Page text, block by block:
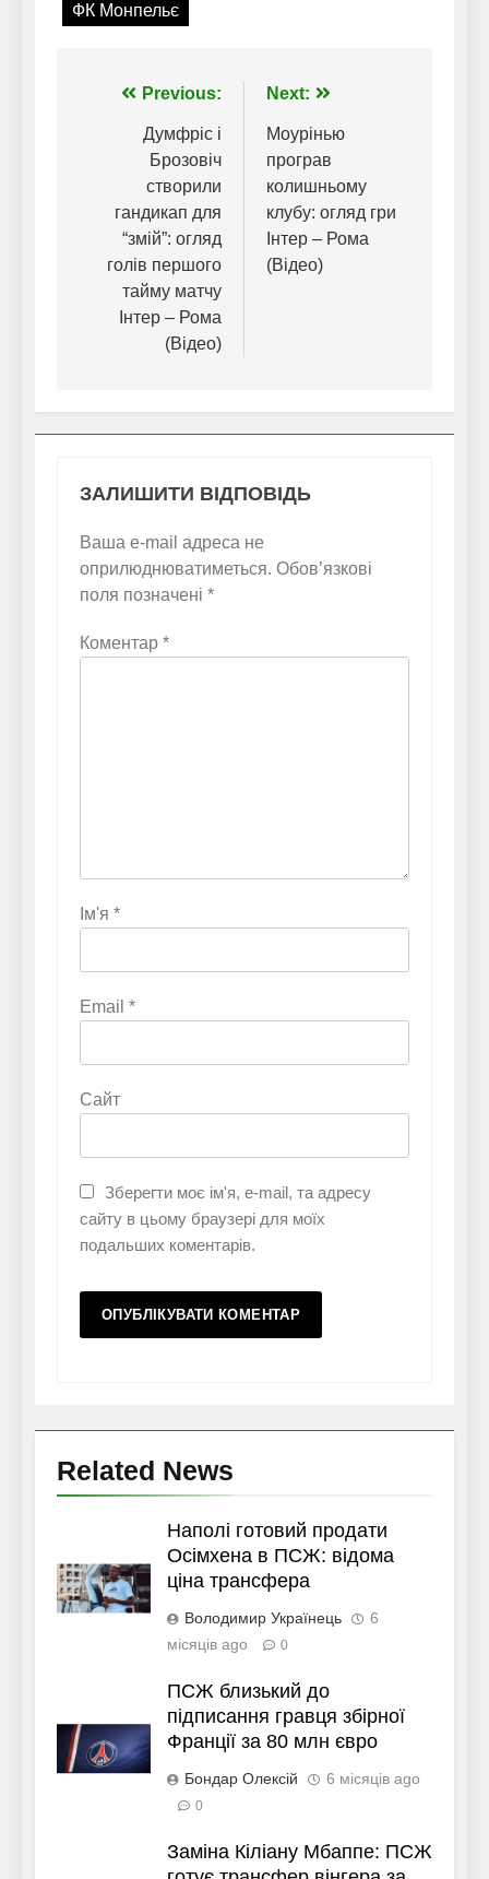
ФК Монпельє
Навігація
записів
Previous:
Думфріс і
Брозовіч
створили
гандикап для
“змій”: огляд
голів першого
тайму матчу
Інтер – Рома
(Відео)
Next:
Моурінью
програв
колишньому
клубу: огляд гри
Інтер – Рома
(Відео)
ЗАЛИШИТИ ВІДПОВІДЬ
Ваша e-mail адреса не
оприлюднюватиметься. Обов’язкові
поля позначені *
Коментар *
Ім'я *
Email *
Сайт
Зберегти моє ім'я, e-mail, та адресу
сайту в цьому браузері для моїх
подальших коментарів.
Related News
Наполі готовий продати
Осімхена в ПСЖ: відома
ціна трансфера
Володимир Українець
6
місяців ago
0
ПСЖ близький до
підписання гравця збірної
Франції за 80 млн євро
Бондар Олексій 6 місяців ago
0
Заміна Кіліану Мбаппе: ПСЖ